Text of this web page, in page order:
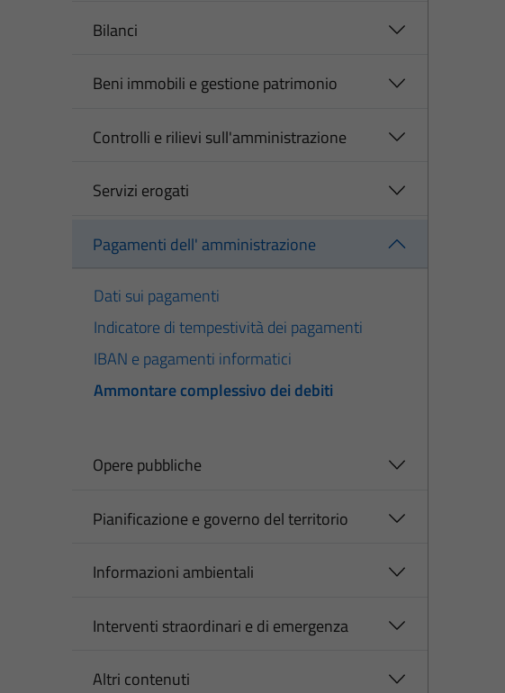
Bilanci
Beni immobili e gestione patrimonio
Controlli e rilievi sull'amministrazione
Servizi erogati
Pagamenti dell' amministrazione
Dati sui pagamenti
Indicatore di tempestività dei pagamenti
IBAN e pagamenti informatici
Ammontare complessivo dei debiti
Opere pubbliche
Pianificazione e governo del territorio
Informazioni ambientali
Interventi straordinari e di emergenza
Altri contenuti